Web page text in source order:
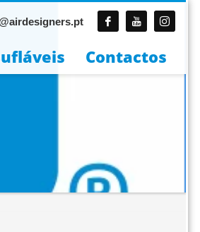
Contactos